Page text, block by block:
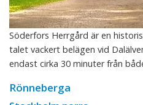
Söderfors Herrgård är en
talet vackert belägen vid
endast cirka 30 minuter från
Rönneberga